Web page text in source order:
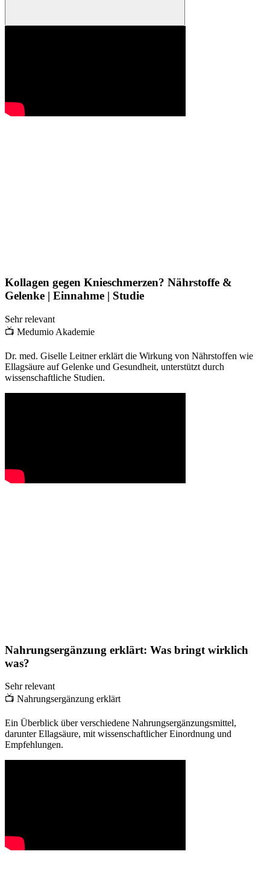
Kollagen gegen Knieschmerzen? Nährstoffe &
Gelenke | Einnahme | Studie
Sehr relevant
📺 Medumio Akademie
Dr. med. Giselle Leitner erklärt die Wirkung von Nährstoffen wie
Ellagsäure auf Gelenke und Gesundheit, unterstützt durch
wissenschaftliche Studien.
Nahrungsergänzung erklärt: Was bringt wirklich
was?
Sehr relevant
📺 Nahrungsergänzung erklärt
Ein Überblick über verschiedene Nahrungsergänzungsmittel,
darunter Ellagsäure, mit wissenschaftlicher Einordnung und
Empfehlungen.